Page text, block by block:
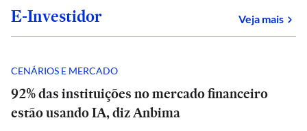
E-Investidor Veja mais
CENÁRIOS E MERCADO
92% das instituições no mercado financeiro
estão usando IA, diz Anbima